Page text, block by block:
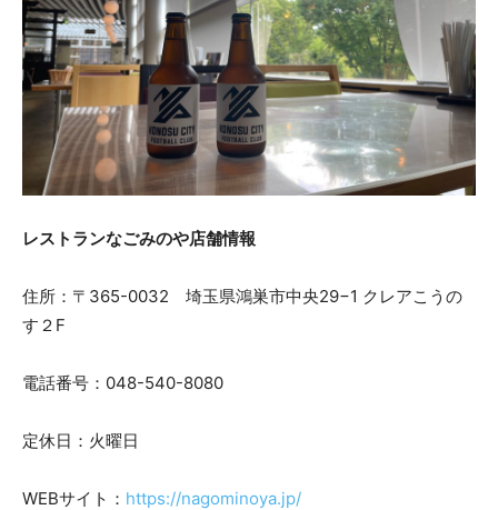
レストランなごみのや店舗情報
住所：〒365-0032 埼玉県鴻巣市中央29−1 クレアこうの
す２F
電話番号：048-540-8080
定休日：火曜日
WEBサイト： https://nagominoya.jp/